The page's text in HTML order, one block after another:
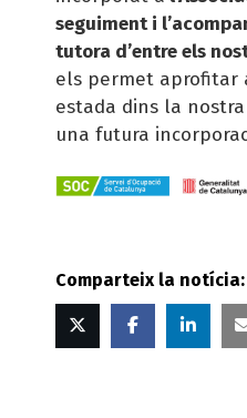
seguiment i
tutora d’entre els
els permet aprofitar
estada dins la
una futura
Comparteix la notícia:
Twitter Facebook
in